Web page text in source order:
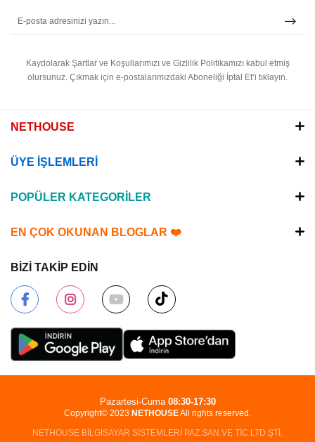
Kaydolarak Şartlar ve Koşullarımızı ve Gizlilik Politikamızı kabul etmiş
olursunuz. Çıkmak için e-postalarımızdaki Aboneliği İptal Et’i tıklayın.
NETHOUSE
ÜYE İŞLEMLERİ
POPÜLER KATEGORİLER
EN ÇOK OKUNAN BLOGLAR ❤️
BİZİ TAKİP EDİN
Copyright© 2023 NETHOUSEAll rights reserved.
NETHOUSE BİLGİSAYAR SİSTEMLERİ PAZ.SAN.VE TİC.LTD.ŞTİ.
Pazartesi-Cuma 08:30-17:30